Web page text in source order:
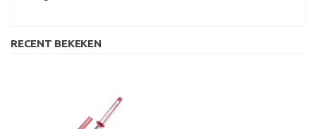
RECENT BEKEKEN